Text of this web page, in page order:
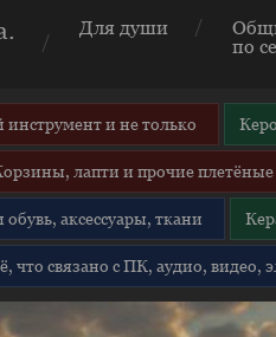
Для души
по
и не только
лапти и прочие
аксессуары, ткани
что связано с ПК, аудио, видео,